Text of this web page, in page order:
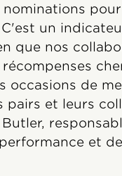
un
que nos
occasions de
pairs et leurs
et